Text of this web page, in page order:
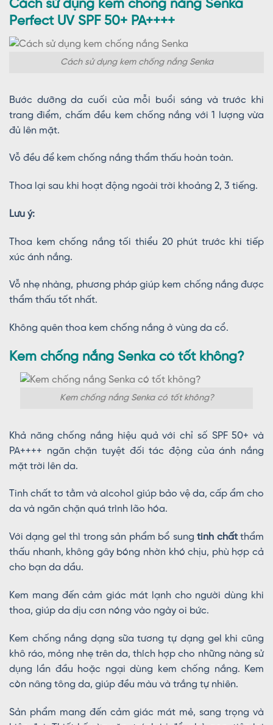
Cách sử dụng kem chống nắng Senka
Perfect UV SPF 50+ PA++++
Cách sử dụng kem chống nắng Senka
Bước dưỡng da cuối của mỗi buổi sáng và trước khi
trang điểm, chấm đều kem chống nắng với 1 lượng vừa
đủ lên mặt.
Vỗ đều để kem chống nắng thẩm thấu hoàn toàn.
Thoa lại sau khi hoạt động ngoài trời khoảng 2, 3 tiếng.
Lưu ý:
Thoa kem chống nắng tối thiểu 20 phút trước khi tiếp
xúc ánh nắng.
Vỗ nhẹ nhàng, phương pháp giúp kem chống nắng được
thẩm thấu tốt nhất.
Không quên thoa kem chống nắng ở vùng da cổ.
Kem chống nắng Senka có tốt không?
Kem chống nắng Senka có tốt không?
Khả năng chống nắng hiệu quả với chỉ số SPF 50+ và
PA++++ ngăn chặn tuyệt đối tác động của ánh nắng
mặt trời lên da.
Tinh chất tơ tằm và alcohol giúp bảo vệ da, cấp ẩm cho
da và ngăn chặn quá trình lão hóa.
Với dạng gel thì trong sản phẩm bổ sungtinh chấtthẩm
thấu nhanh, không gây bóng nhờn khó chịu, phù hợp cả
cho bạn da dầu.
Kem mang đến cảm giác mát lạnh cho người dùng khi
thoa, giúp da dịu cơn nóng vào ngày oi bức.
Kem chống nắng dạng sữa tương tự dạng gel khi cũng
khô ráo, mỏng nhẹ trên da, thích hợp cho những nàng sử
dụng lần đầu hoặc ngại dùng kem chống nắng. Kem
còn nâng tông da, giúp đều màu và trắng tự nhiên.
Sản phẩm mang đến cảm giác mát mẻ, sang trọng và